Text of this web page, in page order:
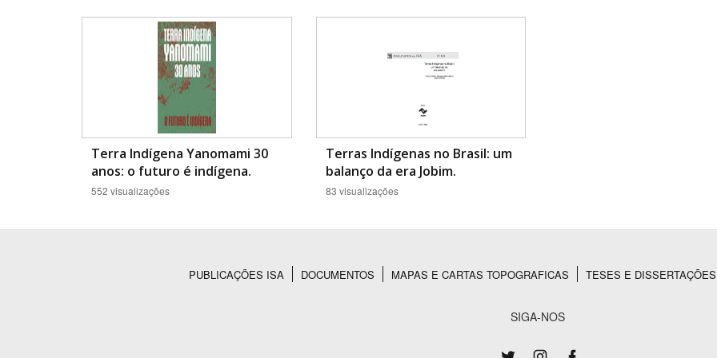
Área de Levantamento
Terra Indígena Yanomami 30
anos: o futuro é indígena.
552 visualizações
Terras Indígenas no Brasil: um
balanço da era Jobim.
83 visualizações
PUBLICAÇÕES ISA DOCUMENTOS MAPAS E CARTAS TOPOGRAFICAS TESES E DISSERTAÇÕES
SIGA-NOS